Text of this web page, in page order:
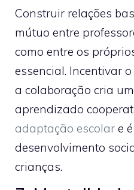
Construir relações
mútuo entre
como entre os
essencial. Incentivar
a colaboração cria
aprendizado
adaptação escolar e
desenvolvimento
crianças.